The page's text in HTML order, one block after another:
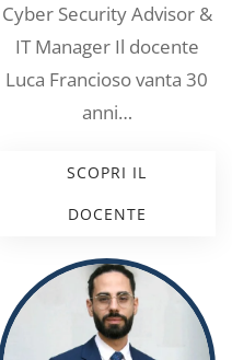
Cyber Security Advisor &
IT Manager Il docente
Luca Francioso vanta 30
anni…
SCOPRI IL
DOCENTE